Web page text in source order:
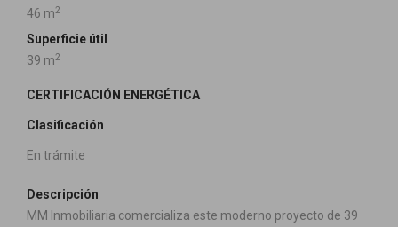
46 m2
Superficie útil
39 m2
CERTIFICACIÓN ENERGÉTICA
Clasificación
En trámite
Descripción
MM Inmobiliaria comercializa este moderno proyecto de 39